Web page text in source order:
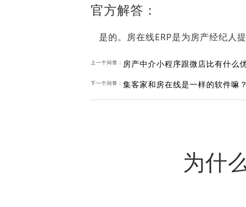
官方解答：
是的。房在线ERP是为房产经纪人
上一个问答： 房产中介小程序跟微店比有什么
下一个问答： 集客家和房在线是一样的软件嘛
为什